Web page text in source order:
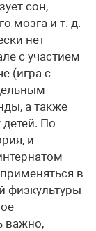
сон,
мозга и т. д.
нет
с участием
(игра с
а также
По
и
в
физкультуры
важно,